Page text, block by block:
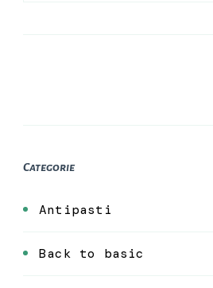
Categorie
Antipasti
Back to basic